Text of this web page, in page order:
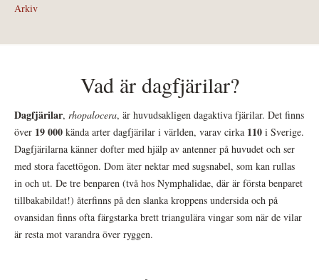
Arkiv
Vad är dagfjärilar?
Dagfjärilar, rhopalocera, är huvudsakligen dagaktiva fjärilar. Det finns
över 19 000 kända arter dagfjärilar i världen, varav cirka 110 i Sverige.
Dagfjärilarna känner dofter med hjälp av antenner på huvudet och ser
med stora facettögon. Dom äter nektar med sugsnabel, som kan rullas
in och ut. De tre benparen (två hos Nymphalidae, där är första benparet
tillbakabildat!) återfinns på den slanka kroppens undersida och på
ovansidan finns ofta färgstarka brett triangulära vingar som när de vilar
är resta mot varandra över ryggen.